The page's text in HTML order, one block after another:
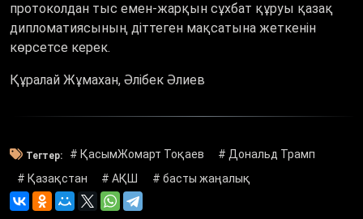
протоколдан тыс емен-жарқын сұхбат құруы қазақ
дипломатиясының діттеген мақсатына жеткенін
көрсетсе керек.
Құралай Жұмахан, Әлібек Әлиев
Тегтер: # ҚасымЖомарт Тоқаев
# Дональд Трамп
# Қазақстан
# АҚШ # басты жаңалық